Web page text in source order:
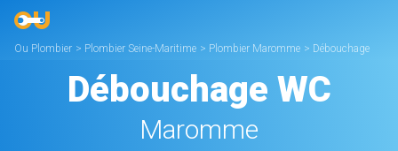
Ou Plombier > Plombier Seine-Maritime > Plombier Maromme > Débouchage
Débouchage WC
Maromme